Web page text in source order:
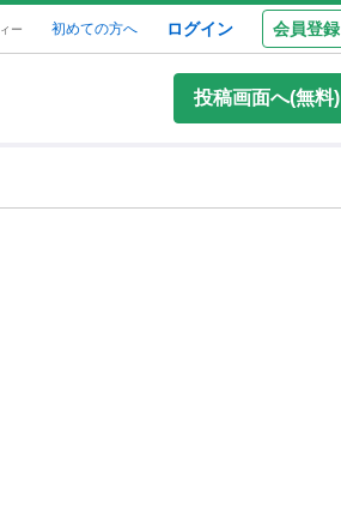
ー 初めての方へ ログイン 会員登録
投稿画面へ(無料)